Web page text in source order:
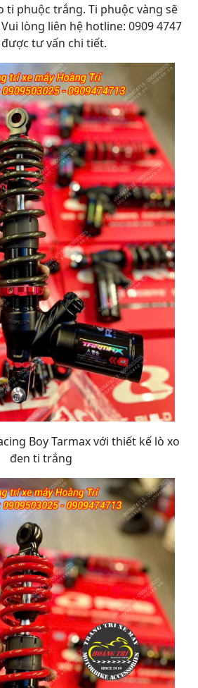
ti phuộc trắng. Ti phuộc vàng sẽ
lòng liên hệ hotline: 0909 4747
được tư vấn chi tiết.
Boy Tarmax với thiết kế lò xo
đen ti trắng